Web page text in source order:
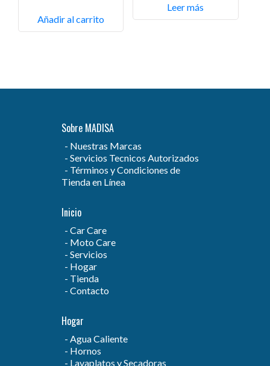
Añadir al carrito
Leer más
Sobre MADISA
Nuestras Marcas
Servicios Tecnicos Autorizados
Términos y Condiciones de
Tienda en Línea
Inicio
Car Care
Moto Care
Servicios
Hogar
Tienda
Contacto
Hogar
Agua Caliente
Hornos
Lavaplatos y Secadoras